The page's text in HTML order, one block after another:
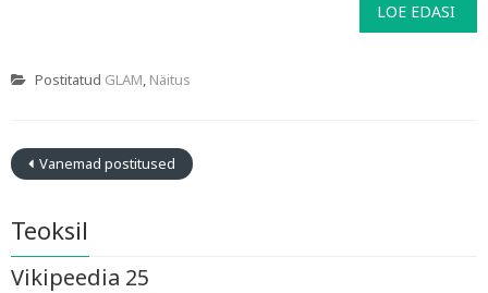
LOE EDASI
Postitatud GLAM, Näitus
Vanemad postitused
Teoksil
Vikipeedia 25